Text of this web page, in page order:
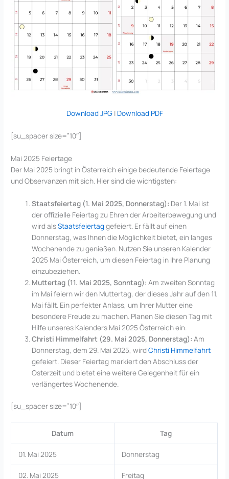
Download JPG| Download PDF
[su_spacer size=”10″]
Mai 2025 Feiertage
Der Mai 2025 bringt in Österreich einige bedeutende Feiertage
und Observanzen mit sich. Hier sind die wichtigsten:
Staatsfeiertag (1. Mai 2025, Donnerstag): Der 1. Mai ist
der offizielle Feiertag zu Ehren der Arbeiterbewegung und
wird alsStaatsfeiertaggefeiert. Er fällt auf einen
Donnerstag, was Ihnen die Möglichkeit bietet, ein langes
Wochenende zu genießen. Nutzen Sie unseren Kalender
2025 Mai Österreich, um diesen Feiertag in Ihre Planung
einzubeziehen.
Muttertag (11. Mai 2025, Sonntag): Am zweiten Sonntag
im Mai feiern wir den Muttertag, der dieses Jahr auf den 11.
Mai fällt. Ein perfekter Anlass, um Ihrer Mutter eine
besondere Freude zu machen. Planen Sie diesen Tag mit
Hilfe unseres Kalenders Mai 2025 Österreich ein.
Christi Himmelfahrt (29. Mai 2025, Donnerstag): Am
Donnerstag, dem 29. Mai 2025, wirdChristi Himmelfahrt
gefeiert. Dieser Feiertag markiert den Abschluss der
Osterzeit und bietet eine weitere Gelegenheit für ein
verlängertes Wochenende.
[su_spacer size=”10″]
Datum Tag
01. Mai 2025 Donnerstag
02. Mai 2025 Freitag